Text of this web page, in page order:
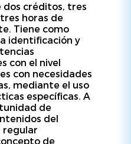
dos créditos, tres
horas de
Tiene como
identificación y
con el nivel
con necesidades
mediante el uso
específicas. A
de
del
regular
de